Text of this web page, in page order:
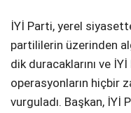
İYİ Parti, yerel
partililerin üzerinden
dik duracaklarını ve
operasyonların hiçbir
vurguladı. Başkan, İYİ